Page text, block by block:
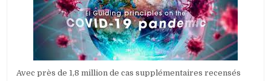
DE
CAS
ET
PLUS
DE
18
Avec près de 1,8 million de cas supplémentaires recensés